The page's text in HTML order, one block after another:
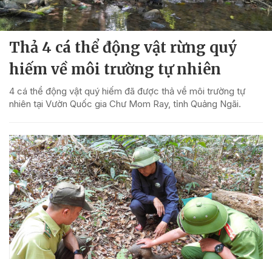
Thả 4 cá thể động vật rừng quý
hiếm về môi trường tự nhiên
4 cá thể động vật quý hiếm đã được thả về môi trường tự
nhiên tại Vườn Quốc gia Chư Mom Ray, tỉnh Quảng Ngãi.